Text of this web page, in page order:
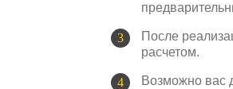
После
расчетом.
Возможно вас